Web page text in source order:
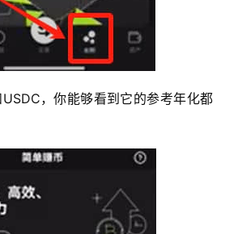
，你能够看到它的参考年化都